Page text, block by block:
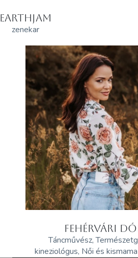
EARTHJAM
zenekar
FEHÉRVÁRI
Táncművész,
kineziológus, Női és